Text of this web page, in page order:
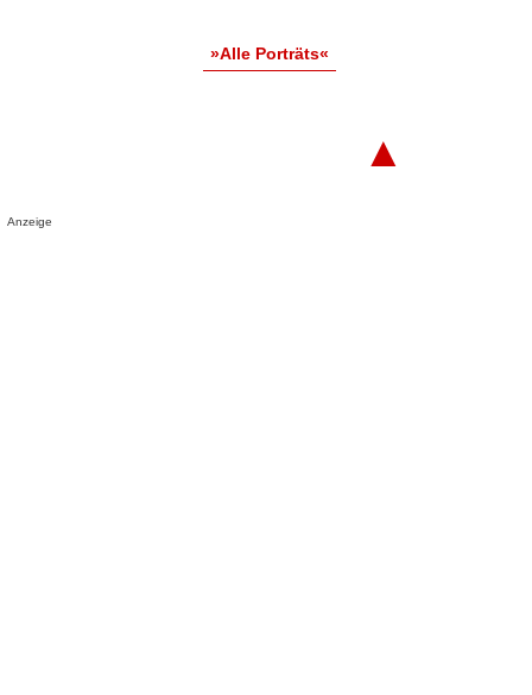
»Alle Porträts«
▲
Anzeige